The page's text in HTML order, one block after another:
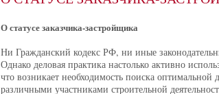
О статусе заказчика-застройщика
Ни Гражданский кодекс РФ, ни иные
Однако деловая практика настолько активно
что возникает необходимость поиска
различными участниками строительной